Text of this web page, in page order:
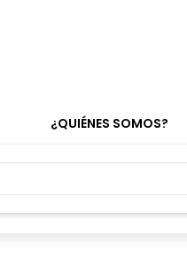
¿QUIÉNES SOMOS?